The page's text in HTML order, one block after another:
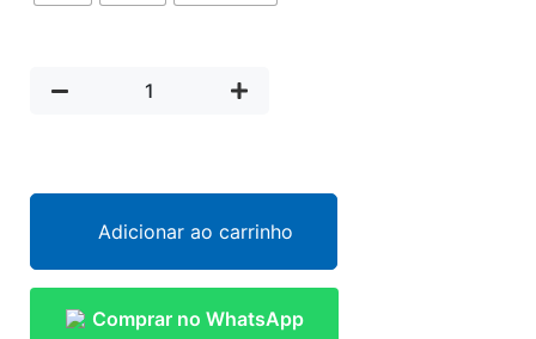
Adicionar ao carrinho
Comprar no WhatsApp